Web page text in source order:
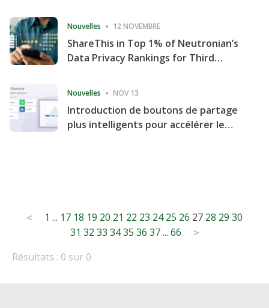
Nouvelles 12 NOVEMBRE
ShareThis in Top 1% of Neutronian’s
Data Privacy Rankings for Third
Nouvelles NOV 13
Introduction de boutons de partage
plus intelligents pour accélérer le
Posts
pagination
< 1 ... 17 18 19 20 21 22 23 24 25 26 27 28 29 30
31 32 33 34 35 36 37 ... 66 >
Résultats : 0 sur 0